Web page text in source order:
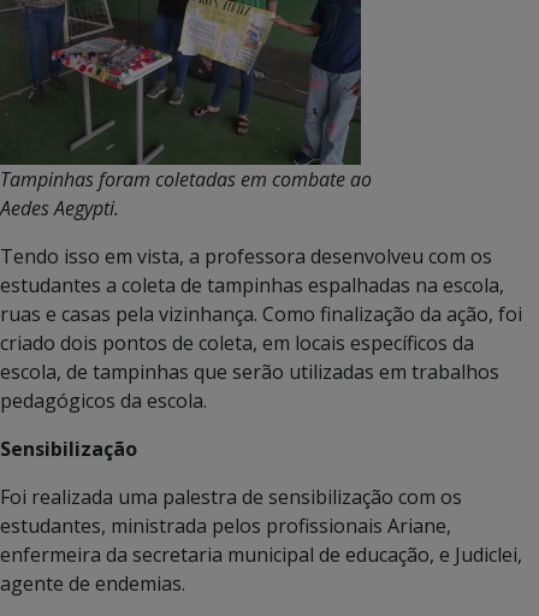
Tampinhas foram coletadas em combate ao
Aedes Aegypti.
Tendo isso em vista, a professora desenvolveu com os
estudantes a coleta de tampinhas espalhadas na escola,
ruas e casas pela vizinhança. Como finalização da ação, foi
criado dois pontos de coleta, em locais específicos da
escola, de tampinhas que serão utilizadas em trabalhos
pedagógicos da escola.
Sensibilização
Foi realizada uma palestra de sensibilização com os
estudantes, ministrada pelos profissionais Ariane,
enfermeira da secretaria municipal de educação, e Judiclei,
agente de endemias.